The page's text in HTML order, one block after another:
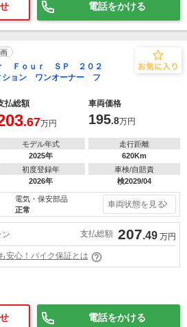
電話をかける
ｒ Ｆｏｕｒ ＳＰ ２０２
ション ワンオーナー フ
払総額
車両価格
.67万円 195.8万円
モデル年式
2025年
走行距離
620Km
初度登録年
2026年
車検/自賠責
検2029/04
電気・保安部品
正常
車両状態を見る
ン 支払総額 207.49 万円
安心！バイク保証とは
電話をかける